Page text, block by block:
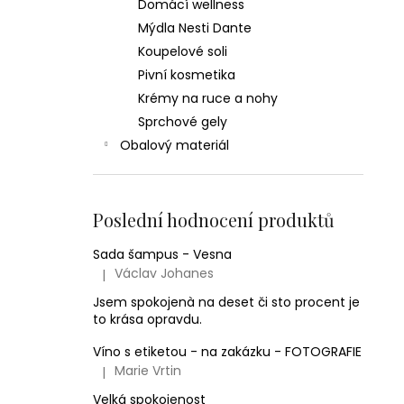
Domácí wellness
Mýdla Nesti Dante
Koupelové soli
Pivní kosmetika
Krémy na ruce a nohy
Sprchové gely
Obalový materiál
Poslední hodnocení produktů
Sada šampus - Vesna
Hodnocení produktu je 5 z 5 hvězdiček.
| Václav Johanes
Jsem spokojenà na deset či sto procent je
to krása opravdu.
Víno s etiketou - na zakázku - FOTOGRAFIE
Hodnocení produktu je 5 z 5 hvězdiček.
| Marie Vrtin
Velká spokojenost